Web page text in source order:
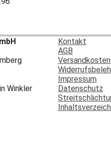
Winkler
Kontakt
AGB
Versandkosten
Impressum
Datenschutz